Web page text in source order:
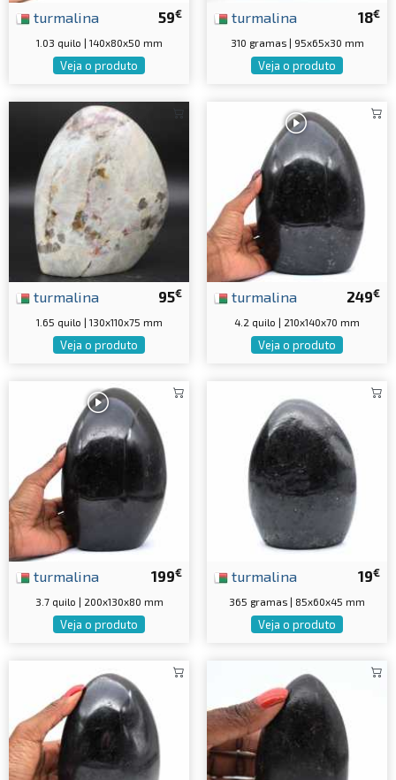
59€
turmalina
1.03 quilo | 140x80x50 mm
Veja o produto
18€
turmalina
310 gramas | 95x65x30 mm
Veja o produto
95€
turmalina
1.65 quilo | 130x110x75 mm
Veja o produto
249€
turmalina
4.2 quilo | 210x140x70 mm
Veja o produto
199€
turmalina
3.7 quilo | 200x130x80 mm
Veja o produto
19€
turmalina
365 gramas | 85x60x45 mm
Veja o produto